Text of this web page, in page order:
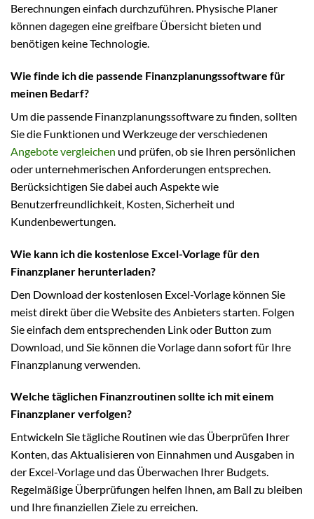
Berechnungen einfach durchzuführen. Physische Planer
können dagegen eine greifbare Übersicht bieten und
benötigen keine Technologie.
Wie finde ich die passende Finanzplanungssoftware für
meinen Bedarf?
Um die passende Finanzplanungssoftware zu finden, sollten
Sie die Funktionen und Werkzeuge der verschiedenen
Angebote vergleichen und prüfen, ob sie Ihren persönlichen
oder unternehmerischen Anforderungen entsprechen.
Berücksichtigen Sie dabei auch Aspekte wie
Benutzerfreundlichkeit, Kosten, Sicherheit und
Kundenbewertungen.
Wie kann ich die kostenlose Excel-Vorlage für den
Finanzplaner herunterladen?
Den Download der kostenlosen Excel-Vorlage können Sie
meist direkt über die Website des Anbieters starten. Folgen
Sie einfach dem entsprechenden Link oder Button zum
Download, und Sie können die Vorlage dann sofort für Ihre
Finanzplanung verwenden.
Welche täglichen Finanzroutinen sollte ich mit einem
Finanzplaner verfolgen?
Entwickeln Sie tägliche Routinen wie das Überprüfen Ihrer
Konten, das Aktualisieren von Einnahmen und Ausgaben in
der Excel-Vorlage und das Überwachen Ihrer Budgets.
Regelmäßige Überprüfungen helfen Ihnen, am Ball zu bleiben
und Ihre finanziellen Ziele zu erreichen.